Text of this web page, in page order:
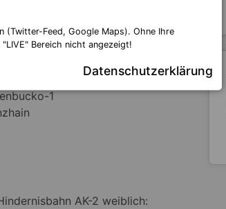
AK-2 männlich:
1
AK-2 weiblich:
(Twitter-Feed, Google Maps). Ohne Ihre
Bereich nicht angezeigt!
Datenschutzerklärung